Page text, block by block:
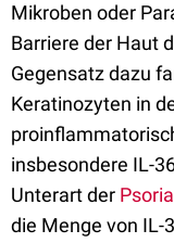
Mikroben oder
Barriere der Haut
Gegensatz dazu
Keratinozyten in
insbesondere IL-
Unterart der
die Menge von IL-